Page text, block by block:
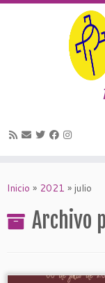
Inicio » 2021 » julio
Archivo